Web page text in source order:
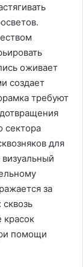
оживает
создает
требуют
сектора
для
за
красок
помощи